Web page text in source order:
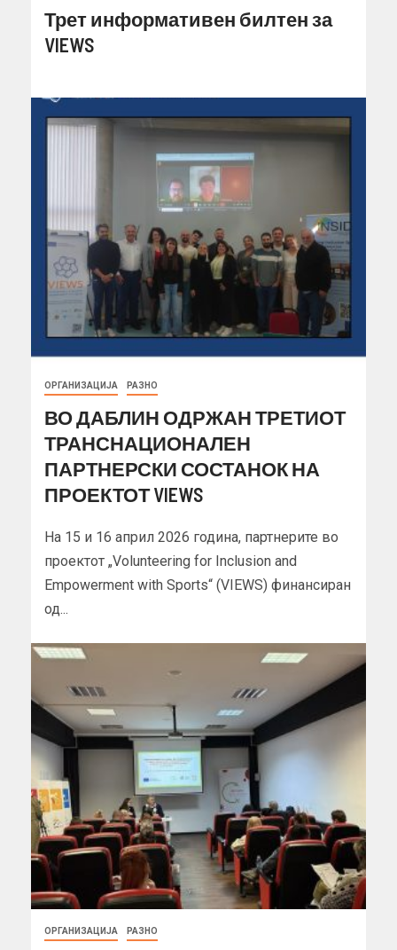
Трет информативен билтен за
VIEWS
ОРГАНИЗАЦИЈА РАЗНО
ВО ДАБЛИН ОДРЖАН ТРЕТИОТ
ТРАНСНАЦИОНАЛЕН
ПАРТНЕРСКИ СОСТАНОК НА
ПРОЕКТОТ VIEWS
На 15 и 16 април 2026 година, партнерите во
проектот „Volunteering for Inclusion and
Empowerment with Sports“ (VIEWS) финансиран
од...
ОРГАНИЗАЦИЈА РАЗНО